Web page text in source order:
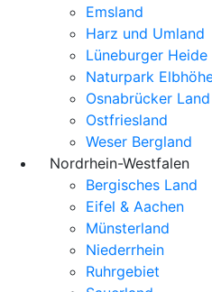
Emsland
Harz und Umland
Lüneburger Heide
Naturpark
Osnabrücker Land
Ostfriesland
Weser Bergland
Nordrhein-Westfalen
Bergisches Land
Eifel & Aachen
Münsterland
Niederrhein
Ruhrgebiet